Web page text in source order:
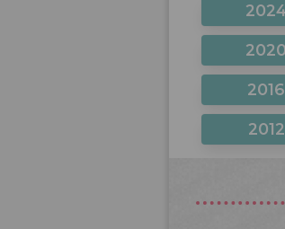
2020
2016
2012